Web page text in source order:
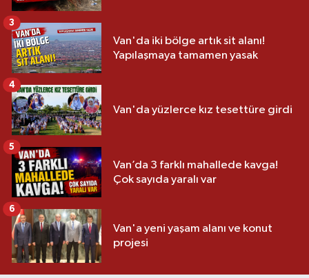
Van'da iki bölge artık sit alanı!
Yapılaşmaya tamamen yasak
3
Van'da yüzlerce kız tesettüre girdi
4
Van’da 3 farklı mahallede kavga!
Çok sayıda yaralı var
5
Van'a yeni yaşam alanı ve konut
projesi
6